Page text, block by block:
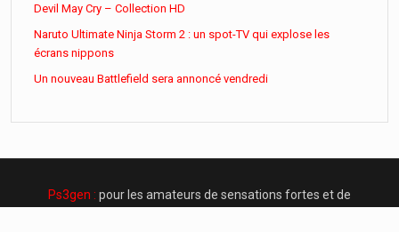
Devil May Cry – Collection HD
Naruto Ultimate Ninja Storm 2 : un spot-TV qui explose les
écrans nippons
Un nouveau Battlefield sera annoncé vendredi
Ps3gen : pour les amateurs de sensations fortes et de